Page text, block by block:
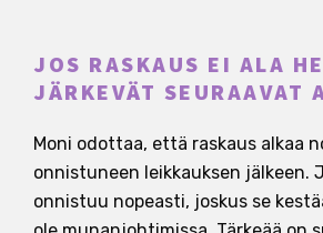
JOS RASKAUS EI ALA
JÄRKEVÄT SEURAAVAT
Moni odottaa, että raskaus alkaa
onnistuneen leikkauksen jälkeen.
onnistuu nopeasti, joskus se